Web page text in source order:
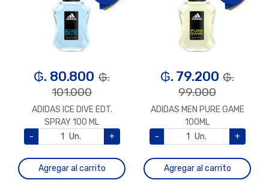
₲. 80.800 ₲.
101.000
ADIDAS ICE DIVE EDT.
SPRAY 100 ML
-
Un. +
Agregar al carrito
₲. 79.200 ₲.
99.000
ADIDAS MEN PURE GAME
100ML
-
Un. +
Agregar al carrito